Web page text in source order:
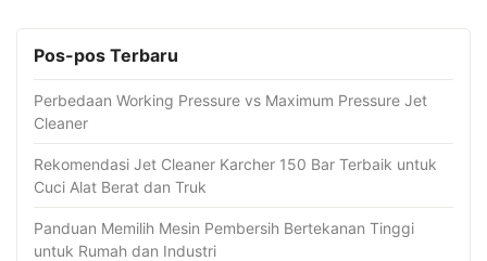
Pos-pos Terbaru
Perbedaan Working Pressure vs Maximum Pressure Jet
Cleaner
Rekomendasi Jet Cleaner Karcher 150 Bar Terbaik untuk
Cuci Alat Berat dan Truk
Panduan Memilih Mesin Pembersih Bertekanan Tinggi
untuk Rumah dan Industri